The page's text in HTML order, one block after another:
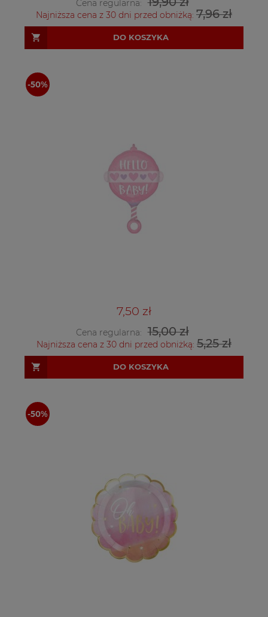
Cena regularna:
Najniższa cena z 30 dni przed obniżką: 7,96 zł
DO KOSZYKA
7,50 zł
Cena regularna: 15,00 zł
Najniższa cena z 30 dni przed obniżką: 5,25 zł
DO KOSZYKA